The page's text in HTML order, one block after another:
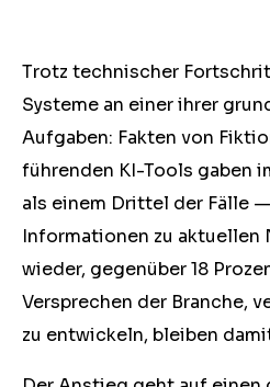
Trotz technischer
Systeme an einer ihrer
Aufgaben: Fakten von
führenden KI-Tools gaben
als einem Drittel der Fälle
Informationen zu aktuellen
wieder, gegenüber 18
Versprechen der Branche,
zu entwickeln, bleiben